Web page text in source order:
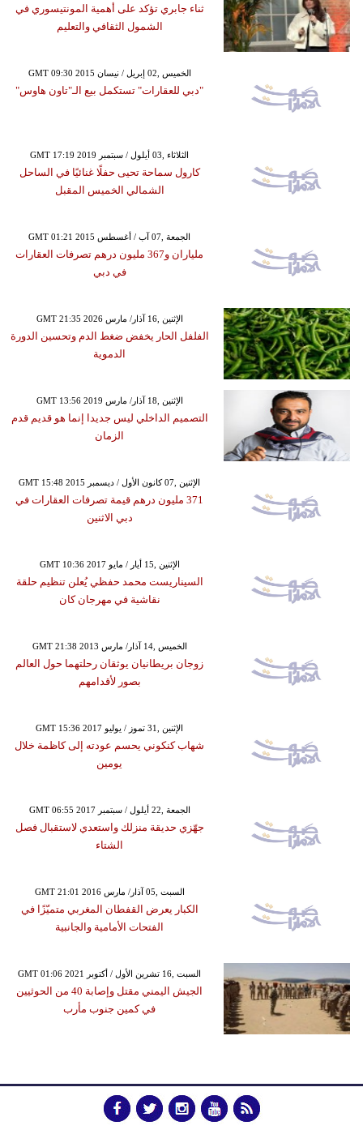
ثناء جابري تؤكد على أهمية المونتيسوري في
الشمول الثقافي والتعليم
GMT 09:30 2015 الخميس ,02 إبريل / نيسان
"دبي للعقارات" تستكمل بيع الـ"تاون هاوس"
GMT 17:19 2019 الثلاثاء ,03 أيلول / سبتمبر
كارول سماحة تحيى حفلًا غنائيًا في الساحل
الشمالي الخميس المقبل
GMT 01:21 2015 الجمعة ,07 آب / أغسطس
ملياران و367 مليون درهم تصرفات العقارات
في دبي
GMT 21:35 2026 الإثنين ,16 آذار/ مارس
الفلفل الحار يخفض ضغط الدم وتحسين الدورة
الدموية
GMT 13:56 2019 الإثنين ,18 آذار/ مارس
التصميم الداخلي ليس جديدا إنما هو قديم قدم
الزمان
GMT 15:48 2015 الإثنين ,07 كانون الأول / ديسمبر
371 مليون درهم قيمة تصرفات العقارات في
دبي الاثنين
GMT 10:36 2017 الإثنين ,15 أيار / مايو
السيناريست محمد حفظي يُعلن تنظيم حلقة
نقاشية في مهرجان كان
GMT 21:38 2013 الخميس ,14 آذار/ مارس
زوجان بريطانيان يوثقان رحلتهما حول العالم
بصور لأقدامهم
GMT 15:36 2017 الإثنين ,31 تموز / يوليو
شهاب كنكوني يحسم عودته إلى كاظمة خلال
يومين
GMT 06:55 2017 الجمعة ,22 أيلول / سبتمبر
جهّزي حديقة منزلك واستعدي لاستقبال فصل
الشتاء
GMT 21:01 2016 السبت ,05 آذار/ مارس
الكبار يعرض القفطان المغربي متميّزًا في
الفتحات الأمامية والجانبية
GMT 01:06 2021 السبت ,16 تشرين الأول / أكتوبر
الجيش اليمني مقتل وإصابة 40 من الحوثيين
في كمين جنوب مأرب